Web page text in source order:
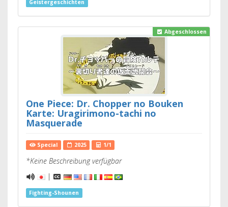
Geistergeschichten
Abgeschlossen
One Piece: Dr. Chopper no Bouken
Karte: Uragirimono-tachi no
Masquerade
Special 2025 1/1
*Keine Beschreibung verfügbar
|
Fighting-Shounen